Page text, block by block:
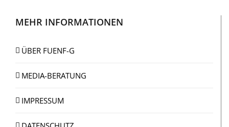
MEHR INFORMATIONEN
ÜBER FUENF-G
MEDIA-BERATUNG
IMPRESSUM